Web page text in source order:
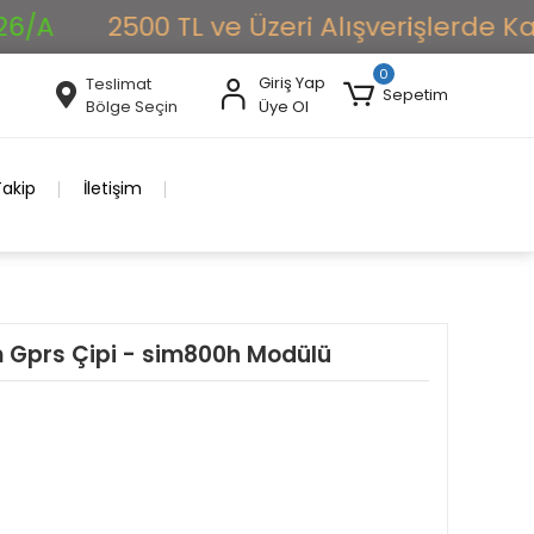
2500 TL ve Üzeri Alışverişlerde Kargo
Teslimat
Bölge Seçin
Giriş Yap
Üye Ol
0
Sepetim
İletişim
Gprs Çipi - sim800h Modülü